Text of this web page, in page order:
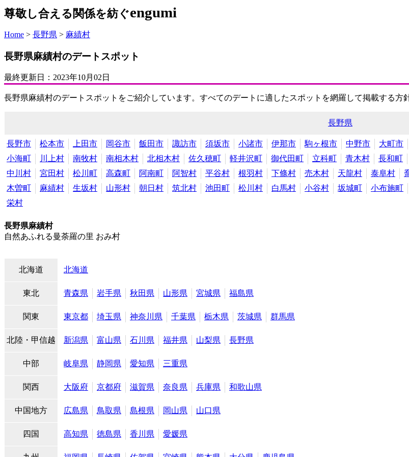
尊敬し合える関係を紡ぐengumi
Home > 長野県 > 麻績村
長野県麻績村のデートスポット
最終更新日： 2023年10月02日
長野県麻績村のデートスポットをご紹介しています。すべてのデートに適したスポットを網羅して掲載する方
長野県
長野市 松本市 上田市 岡谷市 飯田市 諏訪市 須坂市 小諸市 伊那市 駒ヶ根市 中野市 大町市
小海町
川上村 南牧村 南相木村 北相木村 佐久穂町 軽井沢町 御代田町 立科町 青木村 長和町
中川村
宮田村 松川町 高森町 阿南町 阿智村 平谷村 根羽村 下條村 売木村 天龍村 泰阜村
木曽町
麻績村 生坂村 山形村 朝日村 筑北村 池田町 松川村 白馬村 小谷村 坂城町 小布施町
栄村
長野県麻績村
自然あふれる曼荼羅の里 おみ村
北海道 北海道
東北 青森県 岩手県 秋田県 山形県 宮城県 福島県
関東 東京都 埼玉県 神奈川県 千葉県 栃木県 茨城県 群馬県
北陸・甲信越 新潟県 富山県 石川県 福井県 山梨県 長野県
中部 岐阜県 静岡県 愛知県 三重県
関西 大阪府 京都府 滋賀県 奈良県 兵庫県 和歌山県
中国地方 広島県 鳥取県 島根県 岡山県 山口県
四国 高知県 徳島県 香川県 愛媛県